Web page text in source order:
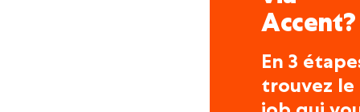
certification ISO
garantissent une
la politique de sécurité.
Accent?
En 3
trouvez le